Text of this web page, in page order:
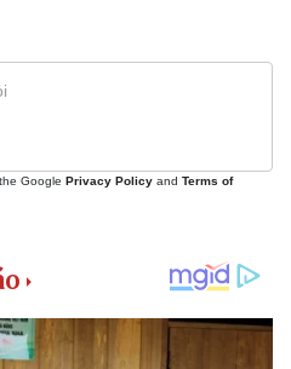
Ô tô
Xe máy
Google Privacy Policy and Terms of